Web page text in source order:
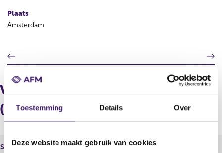
Toestemming Details Over
Deze website maakt gebruik van cookies
Plaats
Amsterdam
o
r
i
g
e
e
i
V
o
l
g
e
e
Verdeling in aantallen
(longpositie)
Soort aandeel
Gewoon aandeel